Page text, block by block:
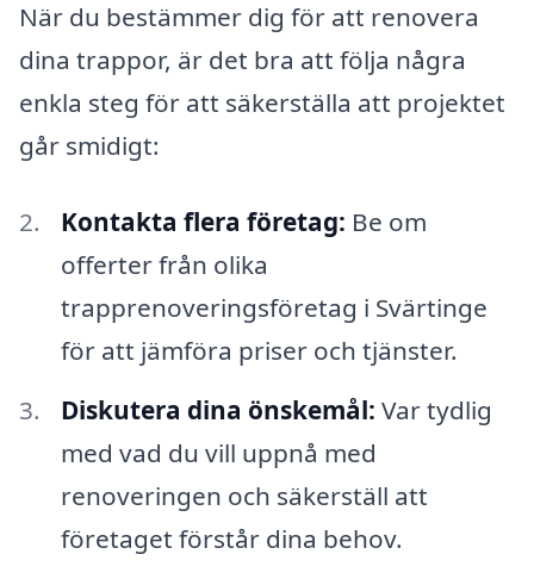
När du bestämmer dig för att renovera
dina trappor, är det bra att följa några
enkla steg för att säkerställa att projektet
går smidigt:
Kontakta flera företag: Be om
offerter från olika
trapprenoveringsföretag i Svärtinge
för att jämföra priser och tjänster.
Diskutera dina önskemål: Var tydlig
med vad du vill uppnå med
renoveringen och säkerställ att
företaget förstår dina behov.